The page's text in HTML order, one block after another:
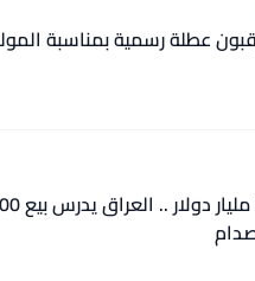
عطلة رسمية بمناسبة